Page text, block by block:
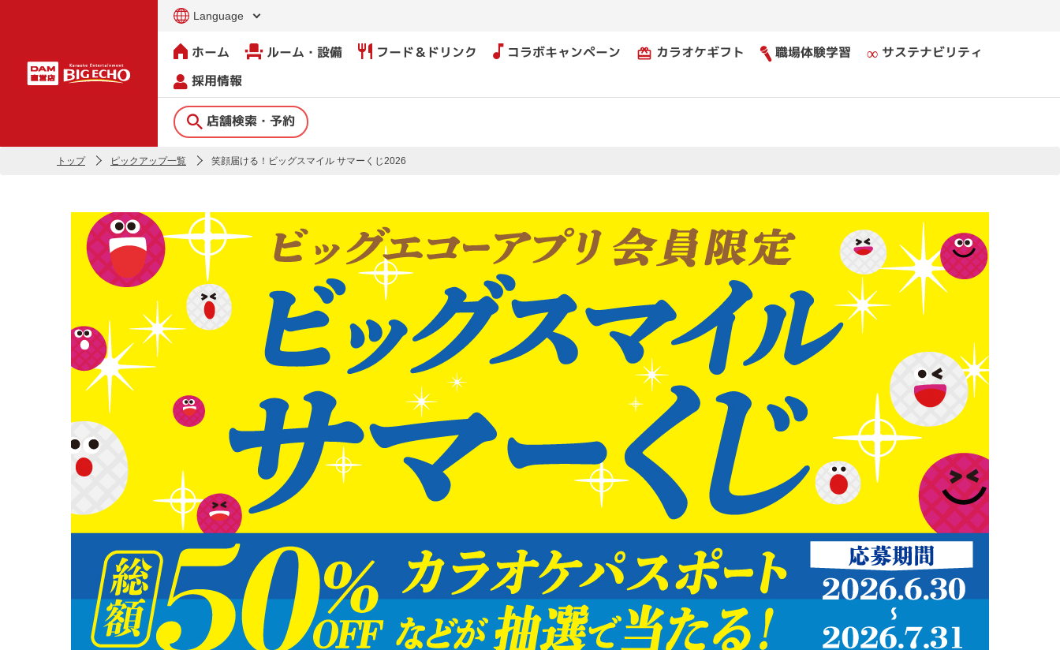
Language
ホーム ルーム・設備 フード＆ドリンク コラボキャンペーン card_giftcard カラオケギフト 職場体験学習
サステナビリティ
採用情報
店舗検索・予約
トップ ピックアップ一覧 笑顔届ける！ビッグスマイル サマーくじ2026